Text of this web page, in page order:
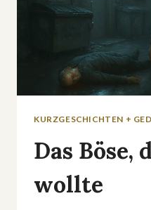
KURZGESCHICHTEN +
Das Böse,
wollte